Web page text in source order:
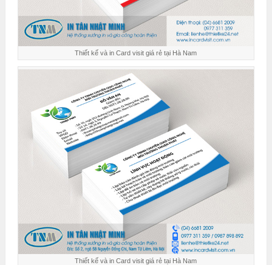
Thiết kế và in Card visit giá rẻ tại Hà Nam
Thiết kế và in Card visit giá rẻ tại Hà Nam